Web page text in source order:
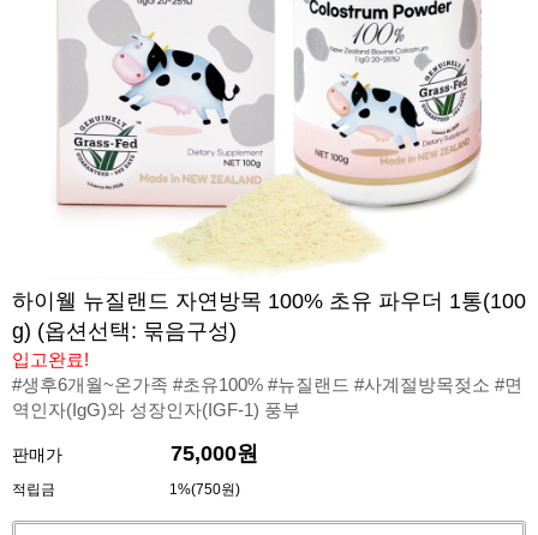
하이웰 뉴질랜드 자연방목 100% 초유 파우더 1통(100
g) (옵션선택: 묶음구성)
입고완료!
#생후6개월~온가족 #초유100% #뉴질랜드 #사계절방목젖소 #면
역인자(IgG)와 성장인자(IGF-1) 풍부
판매가 75,000원
적립금 1%(750원)